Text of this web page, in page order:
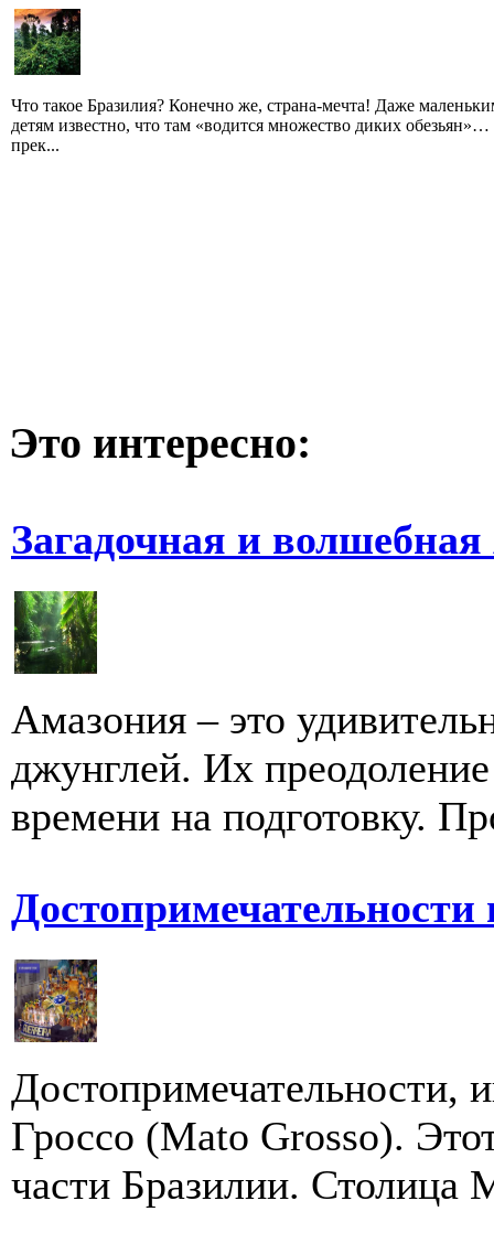
Что такое Бразилия? Конечно же, страна-мечта! Даже
детям известно, что там «водится множество диких
прек...
Это интересно:
Загадочная и
Амазония – это
джунглей. Их
времени на подготовку.
Достопримечательности,
Гроссо (Mato Grosso).
части Бразилии. Столица